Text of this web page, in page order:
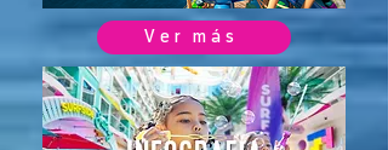
Ver más